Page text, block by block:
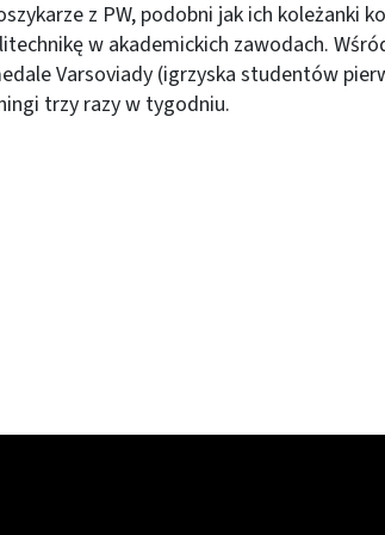
z PW, podobni jak ich koleżanki
w akademickich zawodach.
Varsoviady (igrzyska studentów
trzy razy w tygodniu.